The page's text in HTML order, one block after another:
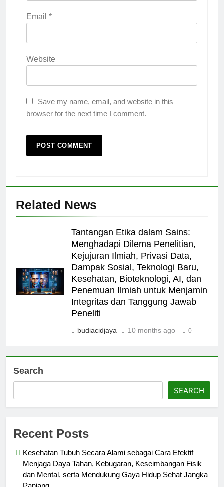
Email *
Website
Save my name, email, and website in this
browser for the next time I comment.
Related News
Tantangan Etika dalam Sains:
Menghadapi Dilema Penelitian,
Kejujuran Ilmiah, Privasi Data,
Dampak Sosial, Teknologi Baru,
Kesehatan, Bioteknologi, AI, dan
Penemuan Ilmiah untuk Menjamin
Integritas dan Tanggung Jawab
Peneliti
budiacidjaya 10 months ago 0
Search
SEARCH
Recent Posts
Kesehatan Tubuh Secara Alami sebagai Cara Efektif
Menjaga Daya Tahan, Kebugaran, Keseimbangan Fisik
dan Mental, serta Mendukung Gaya Hidup Sehat Jangka